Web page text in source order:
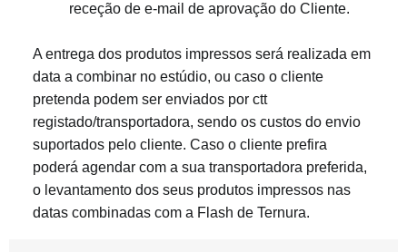
receção de e-mail de aprovação do Cliente.
A entrega dos produtos impressos será realizada em
data a combinar no estúdio, ou caso o cliente
pretenda podem ser enviados por ctt
registado/transportadora, sendo os custos do envio
suportados pelo cliente. Caso o cliente prefira
poderá agendar com a sua transportadora preferida,
o levantamento dos seus produtos impressos nas
datas combinadas com a Flash de Ternura.